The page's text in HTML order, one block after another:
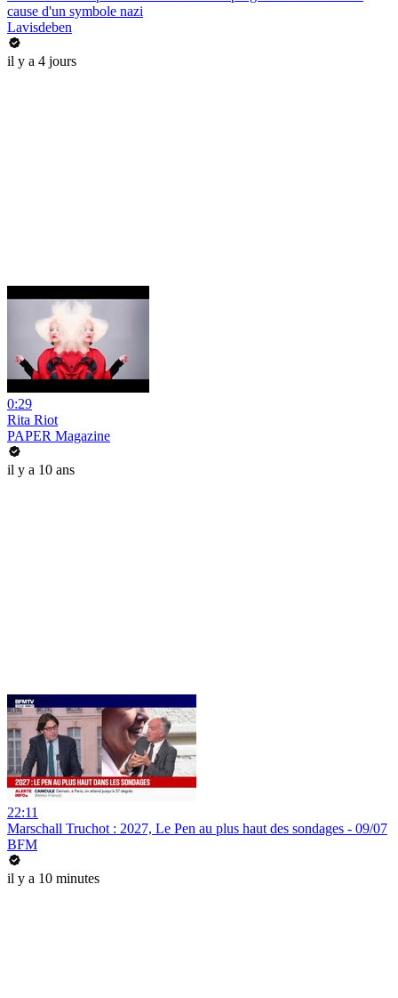
cause d'un symbole nazi
Lavisdeben
il y a 4 jours
0:29
Rita Riot
PAPER Magazine
il y a 10 ans
22:11
Marschall Truchot : 2027, Le Pen au plus haut des sondages - 09/07
BFM
il y a 10 minutes